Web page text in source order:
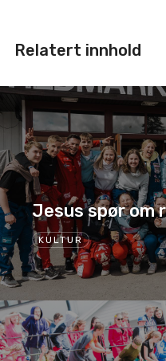
Relatert innhold
KULTUR
Jesus spør om